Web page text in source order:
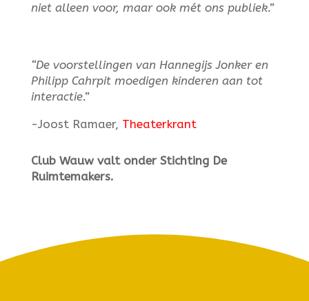
niet alleen voor, maar ook mét ons publiek.”
“De voorstellingen van Hannegijs Jonker en
Philipp Cahrpit moedigen kinderen aan tot
interactie.”
-Joost Ramaer, Theaterkrant
Club Wauw valt onder Stichting De
Ruimtemakers.